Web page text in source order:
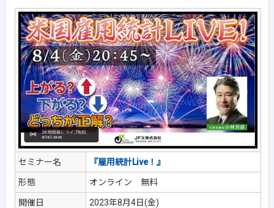
セミナー名 『雇用統計Live！』
形態 オンライン 無料
開催日 2023年8月4日(金)